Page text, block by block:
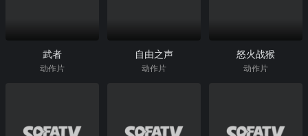
武者
动作片
自由之声
动作片
怒火战猴
动作片